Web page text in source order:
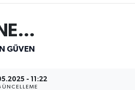
GÜVEN
- 11:22
ve Fikstür